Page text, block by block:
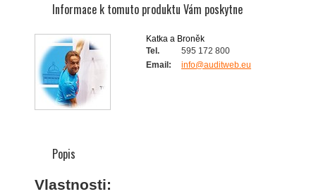
Informace k tomuto produktu Vám poskytne
Katka a Broněk
595 172 800
Tel.
info@auditweb.eu
Email:
Popis
Vlastnosti: